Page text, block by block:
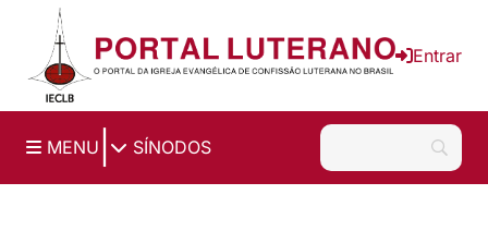
Ir para o conteúdo principal
Entrar
MENU SÍNODOS